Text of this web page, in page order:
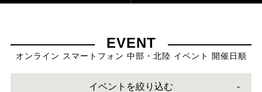
EVENT
オンライン スマートフォン 中部・北陸 イベント 開催日順
イベントを絞り込む